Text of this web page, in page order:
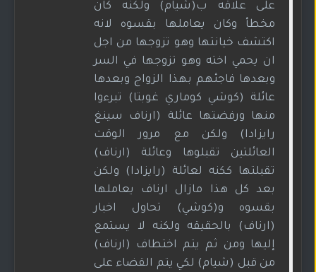
على علاقه ب(شيام) ولكنه كان
مخطأ وكان يعاملها بقسوه لانه
اكتشف خيانتها وهو تزوجها من اجل
ان يحمي اخته وهو تزوجها في السر
وبعدها فاجئهم بهذا الزواج وبعدها
عائلة (كوشي كوماري غوبتا) تبرءوا
منها ورفضتها عائلة (ارناف سينغ
رايزادا) ولكن مع مرور الوقت
العائلتين تقبلوها وعائلة (ارناف)
تقبلتها ككنه لعائلة (رايزادا) ولكن
بعد كل هذا مازال ارناف يعاملها
بقسوه و(كوشي) تحاول اخبار
(ارناف) بالحقيقه ولكنه لا يستمع
إليها ومن ثم يتم اختطاف (ارناف)
من قبل (شيام) لكي يتم القضاء على